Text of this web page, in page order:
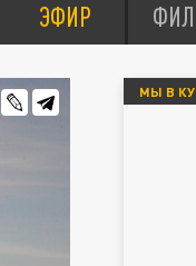
ЭФИР
МЫ В